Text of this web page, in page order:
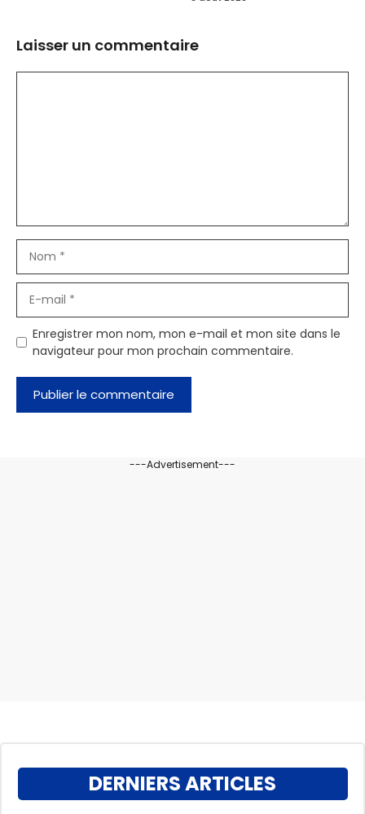
Laisser un commentaire
mail
Enregistrer mon nom, mon e-mail et mon site dans le
navigateur pour mon prochain commentaire.
---Advertisement---
DERNIERS ARTICLES